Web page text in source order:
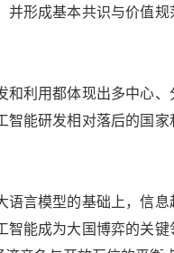
形成基本共识与价值
用都体现出多中心、
能研发相对落后的国
模型的基础上，信息
能成为大国博弈的关